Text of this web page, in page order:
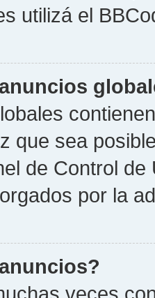
utilizá el
que sea
de Control
por la
veces